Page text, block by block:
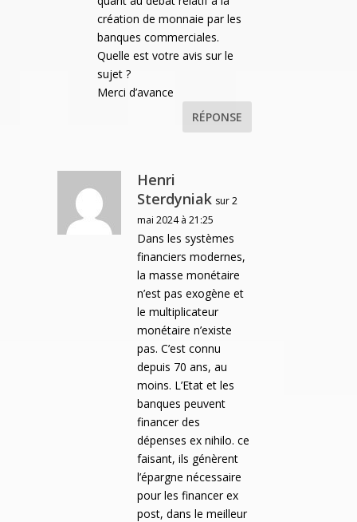
création de monnaie par les
banques commerciales.
Quelle est votre avis sur le
sujet ?
Merci d’avance
RÉPONSE
Henri
Sterdyniak sur 2
mai 2024 à 21:25
Dans les systèmes
financiers modernes,
la masse monétaire
n’est pas exogène et
le multiplicateur
monétaire n’existe
pas. C’est connu
depuis 70 ans, au
moins. L’Etat et les
banques peuvent
financer des
dépenses ex nihilo. ce
faisant, ils génèrent
l’épargne nécessaire
pour les financer ex
post, dans le meilleur